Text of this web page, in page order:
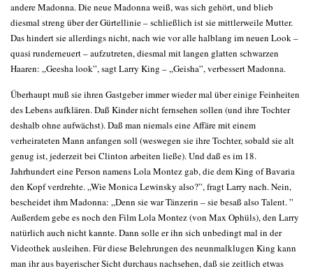
andere Madonna. Die neue Madonna weiß, was sich gehört, und blieb
diesmal streng über der Gürtellinie – schließlich ist sie mittlerweile Mutter.
Das hindert sie allerdings nicht, nach wie vor alle halblang im neuen Look –
quasi runderneuert – aufzutreten, diesmal mit langen glatten schwarzen
Haaren: „Geesha look”, sagt Larry King – „Geisha”, verbessert Madonna.
Überhaupt muß sie ihren Gastgeber immer wieder mal über einige Feinheiten
des Lebens aufklären. Daß Kinder nicht fernsehen sollen (und ihre Tochter
deshalb ohne aufwächst). Daß man niemals eine Affäre mit einem
verheirateten Mann anfangen soll (weswegen sie ihre Tochter, sobald sie alt
genug ist, jederzeit bei Clinton arbeiten ließe). Und daß es im 18.
Jahrhundert eine Person namens Lola Montez gab, die dem King of Bavaria
den Kopf verdrehte. „Wie Monica Lewinsky also?”, fragt Larry nach. Nein,
bescheidet ihm Madonna: „Denn sie war Tänzerin – sie besaß also Talent. ”
Außerdem gebe es noch den Film Lola Montez (von Max Ophüls), den Larry
natürlich auch nicht kannte. Dann solle er ihn sich unbedingt mal in der
Videothek ausleihen. Für diese Belehrungen des neunmalklugen King kann
man ihr aus bayerischer Sicht durchaus nachsehen, daß sie zeitlich etwas